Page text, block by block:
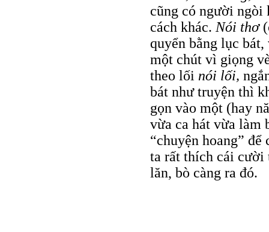
cũng có người ngòi
cách khác. Nói thơ
quyển bằng lục
một chút vì giọng
theo lối nói lối,
bát như truyện thì
gọn vào một (hay
vừa ca hát vừa làm
“chuyện hoang”
ta rất thích cái
lăn, bò càng ra đó.